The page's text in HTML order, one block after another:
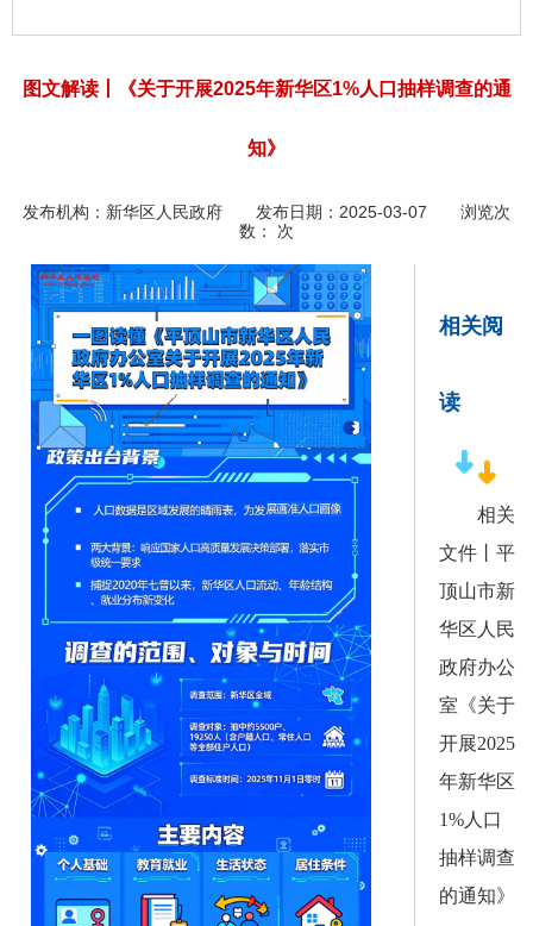
图文解读丨《关于开展2025年新华区1%人口抽样调查的通
知》
发布机构： 新华区人民政府 发布日期：2025-03-07 浏览次
数：
次
相关阅
读
相关
文件丨平
顶山市新
华区人民
政府办公
室 《关于
开展2025
年新华区
1% 人口
抽样调查
的通知》